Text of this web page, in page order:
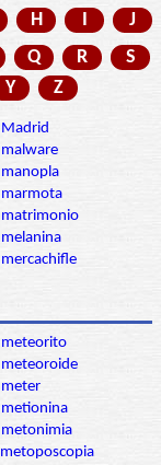
H I
J
Q R
S
Y Z
Madrid
malware
manopla
marmota
matrimonio
melanina
mercachifle
meteorito
meteoroide
meter
metionina
metonimia
metoposcopia